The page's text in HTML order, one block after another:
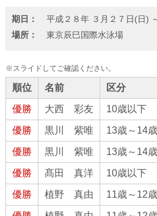
西大阪地区AB級水泳競技大会
競技大会結果
関西選手権水泳競技大会結果
大阪府春季室内水泳競技大会
第45回全国JOCジュニアオリ
結果
第45回全国JOCジュニアオリ
競技大会
第４０回浜名湾長水路選手権
期日：
平成２８年 ３月２７日(日)
場所：
東京辰巳国際水泳場
※スライドしてご確認ください。
順位 名前 区分
優勝 大西 彩友 10歳以下
優勝 黒川 紫唯 13歳～14歳
優勝 黒川 紫唯 13歳～14歳
優勝 髙田 真洋 10歳以下
優勝 植野 真由 11歳～12歳